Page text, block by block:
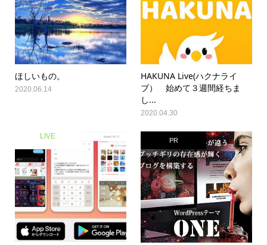
ほしいもの。
2020.06.14
HAKUNA Live(ハクナライ
ブ） 始めて３週間経ちま
し...
2020.04.30
LIVE PR